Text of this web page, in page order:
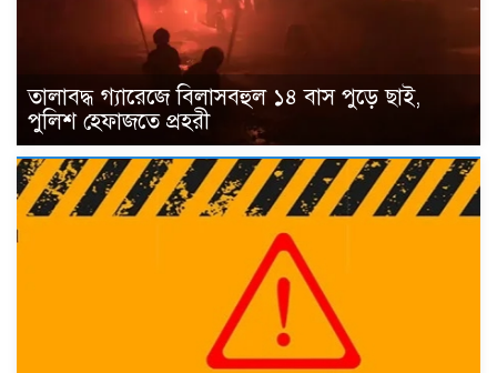
তালাবদ্ধ গ্যারেজে বিলাসবহুল ১৪ বাস পুড়ে ছাই,
পুলিশ হেফাজতে প্রহরী